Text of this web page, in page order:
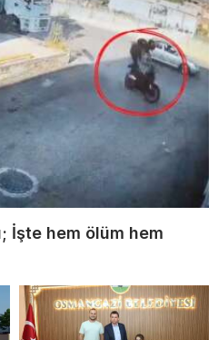
İşte hem ölüm hem